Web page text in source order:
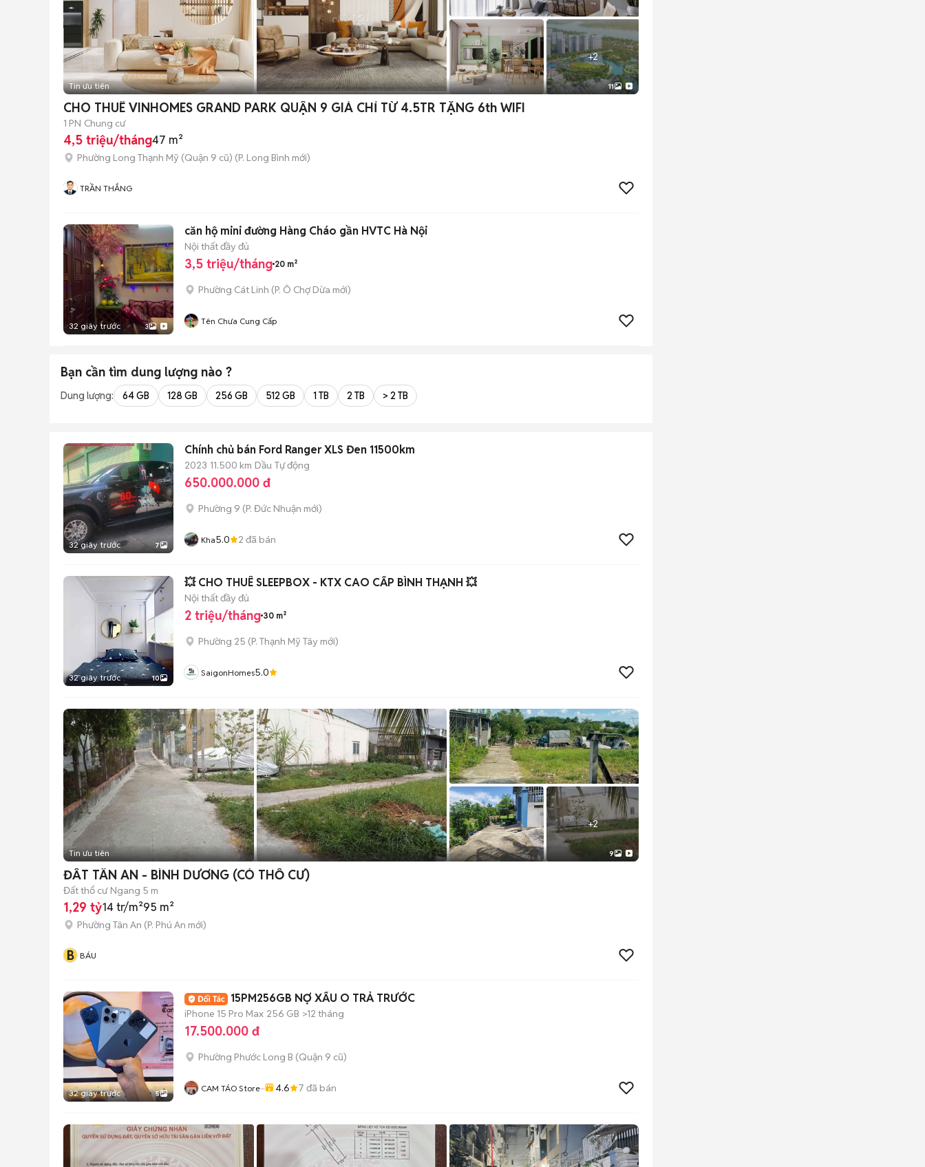
+2
Tin ưu tiên 11
CHO THUÊ VINHOMES GRAND PARK QUẬN 9 GIÁ CHỈ TỪ 4.5TR TẶNG 6th WIFI
1 PN Chung cư
4,5 triệu/tháng47 m²
Phường Long Thạnh Mỹ (Quận 9 cũ) (P. Long Bình mới)
TRẦN THẮNG
32 giây trước 3
căn hộ mini đường Hàng Cháo gần HVTC Hà Nội
Nội thất đầy đủ
3,5 triệu/tháng 20 m²
Phường Cát Linh (P. Ô Chợ Dừa mới)
Tên Chưa Cung Cấp
Bạn cần tìm dung lượng nào ?
Dung lượng: 64 GB 128 GB 256 GB 512 GB 1 TB 2 TB > 2 TB
32 giây trước 7
Chính chủ bán Ford Ranger XLS Đen 11500km
2023 11.500 km Dầu Tự động
650.000.000 đ
Phường 9 (P. Đức Nhuận mới)
Kha5.0 2 đã bán
32 giây trước 10
💥 CHO THUÊ SLEEPBOX - KTX CAO CẤP BÌNH THẠNH 💥
Nội thất đầy đủ
2 triệu/tháng 30 m²
Phường 25 (P. Thạnh Mỹ Tây mới)
SaigonHomes5.0
+2
Tin ưu tiên 9
ĐẤT TÂN AN - BÌNH DƯƠNG (CÓ THỔ CƯ)
Đất thổ cư Ngang 5 m
1,29 tỷ14 tr/m²95 m²
Phường Tân An (P. Phú An mới)
B BÁU
32 giây trước 5
15PM256GB NỢ XẤU O TRẢ TRƯỚC
iPhone 15 Pro Max 256 GB >12 tháng
17.500.000 đ
Phường Phước Long B (Quận 9 cũ)
CAM TÁO Store··· 4.6 7 đã bán